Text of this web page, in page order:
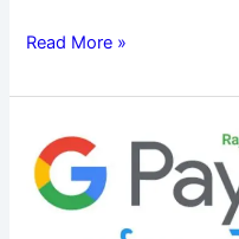
ले
Read More »
GPay
Loan
Online